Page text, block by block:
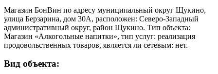
Магазин БонВин по адресу муниципальный округ Щукино,
улица Берзарина, дом 30А, расположен: Северо-Западный
административный округ, район Щукино. Тип объекта:
Магазин «Алкогольные напитки», тип услуг: реализация
продовольственных товаров, является ли сетевым: нет.
Вид объекта: